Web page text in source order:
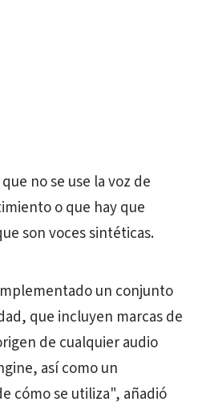
no se use la voz de
o que hay que
son voces sintéticas.
un conjunto
que incluyen marcas de
de cualquier audio
así como un
cómo se utiliza", añadió